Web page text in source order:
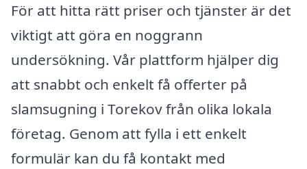
För att hitta rätt priser och tjänster är det
viktigt att göra en noggrann
undersökning. Vår plattform hjälper dig
att snabbt och enkelt få offerter på
slamsugning i Torekov från olika lokala
företag. Genom att fylla i ett enkelt
formulär kan du få kontakt med